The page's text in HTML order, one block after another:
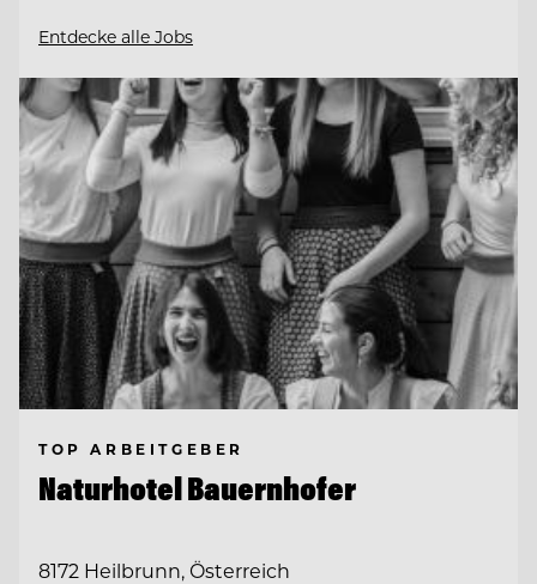
Entdecke alle Jobs
TOP ARBEITGEBER
Naturhotel Bauernhofer
8172 Heilbrunn, Österreich